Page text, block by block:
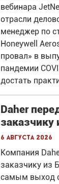
вебинара
отрасли
менеджер по
Honeywell
провал» в
пандемии
достать
Daher
заказчику
6 августа 2026
Компания
заказчику из
самым выход